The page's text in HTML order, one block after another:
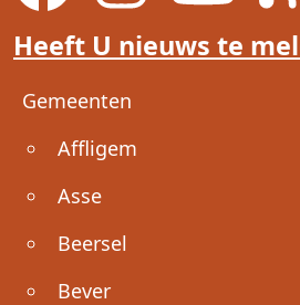
Heeft U nieuws te
Voet
Gemeenten
Affligem
Asse
Beersel
Bever